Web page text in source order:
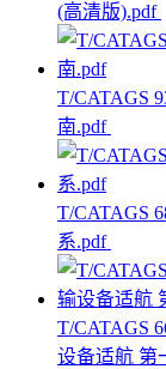
(高清版).pdf
T/CATAGS
南.pdf
T/CATAGS
系.pdf
T/CATAGS
设备适航 第